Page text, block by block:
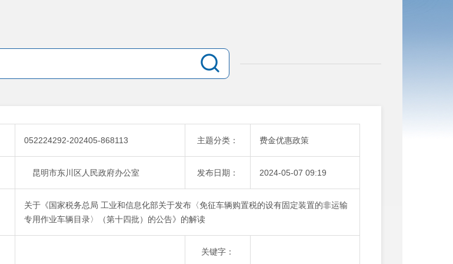
052224292-202405-868113 主题分类： 费金优惠政策
昆明市东川区人民政府办公室 发布日期： 2024-05-07 09:19
关于《国家税务总局 工业和信息化部关于发布〈免征车辆购置税的设有固定装置的非运输
专用作业车辆目录〉（第十四批）的公告》的解读
关键字：